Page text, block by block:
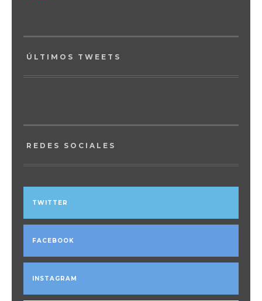
ÚLTIMOS TWEETS
REDES SOCIALES
TWITTER
FACEBOOK
INSTAGRAM